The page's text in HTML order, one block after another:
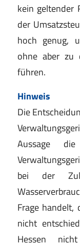
kein geltender
der
hoch genug,
ohne aber zu
führen.
Hinweis
Die
Aussage
bei der
Frage handelt,
nicht
Hessen